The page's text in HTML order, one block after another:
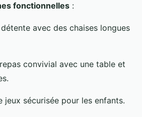
fonctionnelles :
avec des chaises longues
convivial avec une table et
jeux sécurisée pour les enfants.